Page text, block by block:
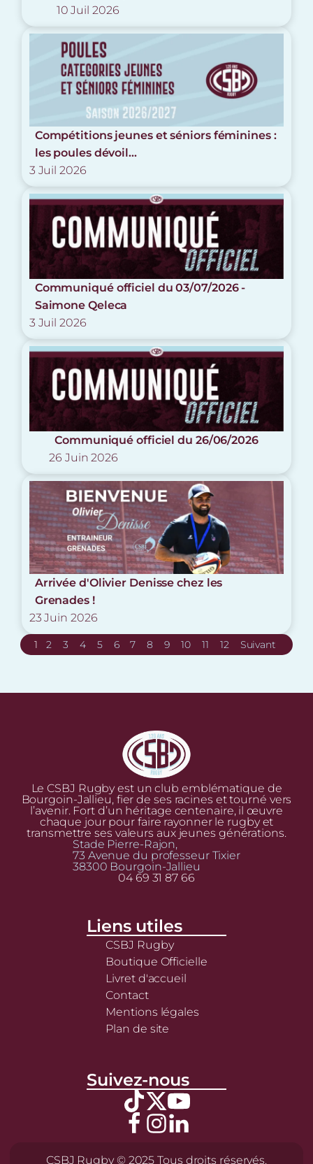
10 Juil 2026
Compétitions jeunes et séniors féminines :
les poules dévoil...
3 Juil 2026
Communiqué officiel du 03/07/2026 -
Saimone Qeleca
3 Juil 2026
Communiqué officiel du 26/06/2026
26 Juin 2026
Arrivée d'Olivier Denisse chez les
Grenades !
23 Juin 2026
1 2 3 4 5 6 7 8 9 10 11 12 Suivant
Le CSBJ Rugby est un club emblématique de
Bourgoin-Jallieu, fier de ses racines et tourné vers
l’avenir. Fort d’un héritage centenaire, il œuvre
chaque jour pour faire rayonner le rugby et
transmettre ses valeurs aux jeunes générations.
Stade Pierre-Rajon,
73 Avenue du professeur Tixier
38300 Bourgoin-Jallieu
04 69 31 87 66
Liens utiles
CSBJ Rugby
Boutique Officielle
Livret d'accueil
Contact
Mentions légales
Plan de site
Suivez-nous
CSBJ Rugby © 2025 Tous droits réservés.